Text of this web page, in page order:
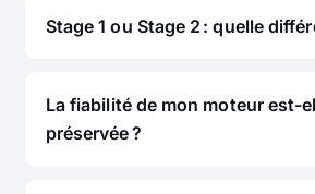
Stage 1 ou Stage 2 : quelle
La fiabilité de mon moteur est-
préservée ?